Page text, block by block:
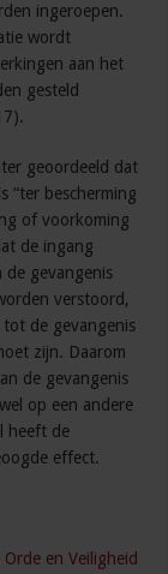
ingeroepen.
wordt
aan het
gesteld
geoordeeld dat
“ter bescherming
of voorkoming
de ingang
gevangenis
verstoord,
de gevangenis
zijn. Daarom
de gevangenis
op een andere
heeft de
effect.
en Veiligheid